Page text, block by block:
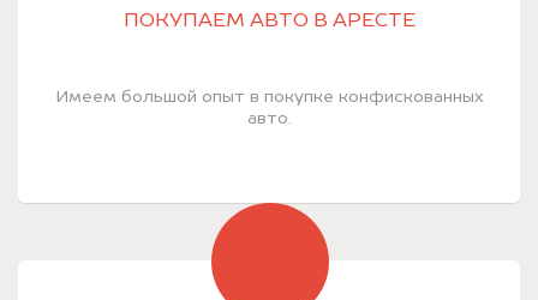
ПОКУПАЕМ АВТО В АРЕСТЕ
Имеем большой опыт в покупке конфискованных
авто.